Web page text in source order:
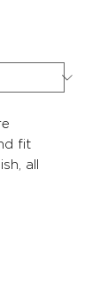
fit
all